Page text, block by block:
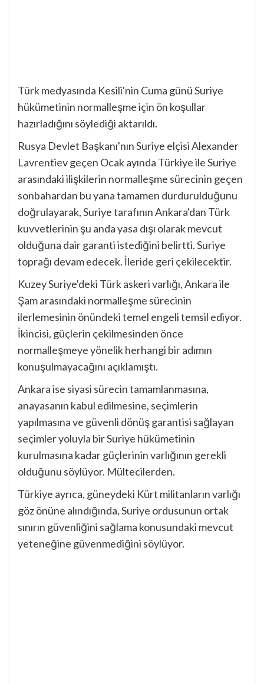
Türk medyasında Kesili'nin Cuma günü Suriye
hükümetinin normalleşme için ön koşullar
hazırladığını söylediği aktarıldı.
Rusya Devlet Başkanı'nın Suriye elçisi Alexander
Lavrentiev geçen Ocak ayında Türkiye ile Suriye
arasındaki ilişkilerin normalleşme sürecinin geçen
sonbahardan bu yana tamamen durdurulduğunu
doğrulayarak, Suriye tarafının Ankara'dan Türk
kuvvetlerinin şu anda yasa dışı olarak mevcut
olduğuna dair garanti istediğini belirtti. Suriye
toprağı devam edecek. İleride geri çekilecektir.
Kuzey Suriye'deki Türk askeri varlığı, Ankara ile
Şam arasındaki normalleşme sürecinin
ilerlemesinin önündeki temel engeli temsil ediyor.
İkincisi, güçlerin çekilmesinden önce
normalleşmeye yönelik herhangi bir adımın
konuşulmayacağını açıklamıştı.
Ankara ise siyasi sürecin tamamlanmasına,
anayasanın kabul edilmesine, seçimlerin
yapılmasına ve güvenli dönüş garantisi sağlayan
seçimler yoluyla bir Suriye hükümetinin
kurulmasına kadar güçlerinin varlığının gerekli
olduğunu söylüyor. Mültecilerden.
Türkiye ayrıca, güneydeki Kürt militanların varlığı
göz önüne alındığında, Suriye ordusunun ortak
sınırın güvenliğini sağlama konusundaki mevcut
yeteneğine güvenmediğini söylüyor.